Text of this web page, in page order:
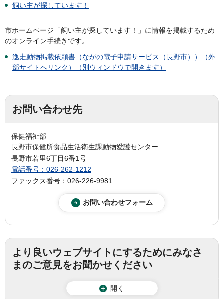
飼い主が探しています！
市ホームページ「飼い主が探しています！」に情報を掲載するため
のオンライン手続きです。
逸走動物掲載依頼書（ながの電子申請サービス（長野市））（外
部サイトへリンク）（別ウィンドウで開きます）
お問い合わせ先
保健福祉部
長野市保健所食品生活衛生課動物愛護センター
長野市若里6丁目6番1号
電話番号：026-262-1212
ファックス番号：026-226-9981
より良いウェブサイトにするためにみなさ
まのご意見をお聞かせください
開く